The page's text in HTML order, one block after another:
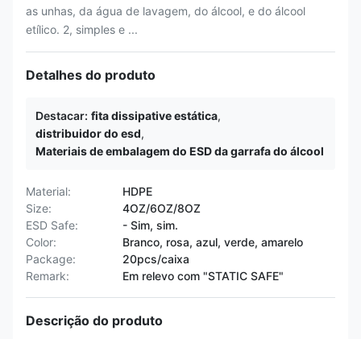
as unhas, da água de lavagem, do álcool, e do álcool
etílico. 2, simples e ...
Detalhes do produto
Destacar: fita dissipative estática,
distribuidor do esd,
Materiais de embalagem do ESD da garrafa do álcool
Material:
HDPE
Size:
4OZ/6OZ/8OZ
ESD Safe:
- Sim, sim.
Color:
Branco, rosa, azul, verde, amarelo
Package:
20pcs/caixa
Remark:
Em relevo com "STATIC SAFE"
Descrição do produto